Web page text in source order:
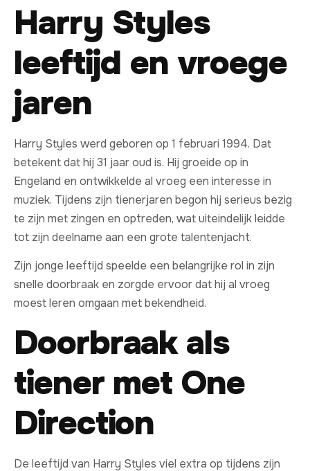
Harry Styles
leeftijd en vroege
jaren
Harry Styles werd geboren op 1 februari 1994. Dat
betekent dat hij 31 jaar oud is. Hij groeide op in
Engeland en ontwikkelde al vroeg een interesse in
muziek. Tijdens zijn tienerjaren begon hij serieus bezig
te zijn met zingen en optreden, wat uiteindelijk leidde
tot zijn deelname aan een grote talentenjacht.
Zijn jonge leeftijd speelde een belangrijke rol in zijn
snelle doorbraak en zorgde ervoor dat hij al vroeg
moest leren omgaan met bekendheid.
Doorbraak als
tiener met One
Direction
De leeftijd van Harry Styles viel extra op tijdens zijn